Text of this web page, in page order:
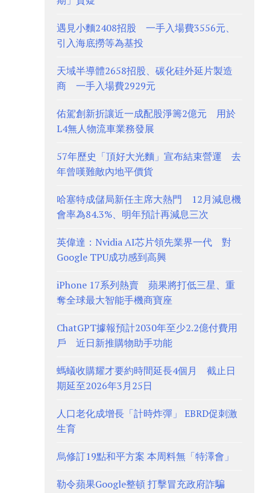
遇見小麵2408招股 一手入場費3556元、
引入海底撈等為基投
天域半導體2658招股、碳化硅外延片製造
商 一手入場費2929元
佑駕創新折讓近一成配股淨籌2億元 用於
L4無人物流車業務發展
57年歷史「頂好大光麵」宣布結束營運 去
年曾嘆難敵內地平價貨
哈塞特成儲局新任主席大熱門 12月減息機
會率為84.3%、明年預計再減息三次
英偉達：Nvidia AI芯片領先業界一代 對
Google TPU成功感到高興
iPhone 17系列熱賣 蘋果將打低三星、重
奪全球最大智能手機商寶座
ChatGPT據報預計2030年至少2.2億付費用
戶 近日新推購物助手功能
螞蟻收購耀才要約時間延長4個月 截止日
期延至2026年3月25日
人口老化成增長「計時炸彈」 EBRD促刺激
生育
烏修訂19點和平方案 本周料無「特澤會」
勒令蘋果Google整頓 打擊冒充政府詐騙